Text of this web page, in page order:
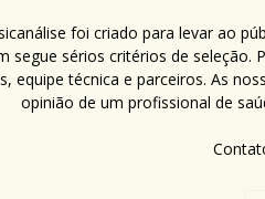
foi criado para levar ao
segue sérios critérios de seleção.
equipe técnica e parceiros. As
opinião de um profissional de